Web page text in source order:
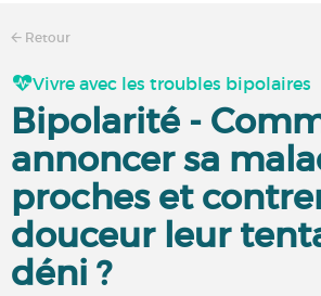
Retour
Vivre avec les troubles bipolaires
Bipolarité -
annoncer sa
proches et
douceur leur
déni ?